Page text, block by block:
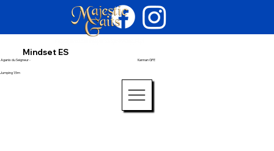
Mindset ES
Aganix du Seigneur - Kannan GFE
Jumping 1.5m